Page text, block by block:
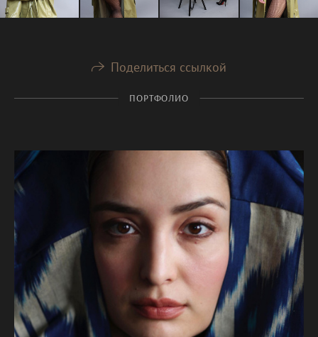
Поделиться ссылкой
ПОРТФОЛИО